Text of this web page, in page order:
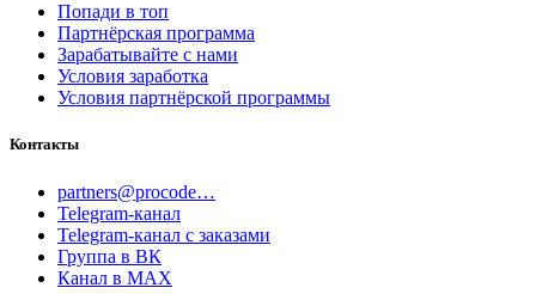
Попади в топ
Партнёрская программа
Зарабатывайте с нами
Условия заработка
Условия партнёрской программы
Контакты
partners@procode…
Telegram-канал
Telegram-канал с заказами
Группа в ВК
Канал в MAX